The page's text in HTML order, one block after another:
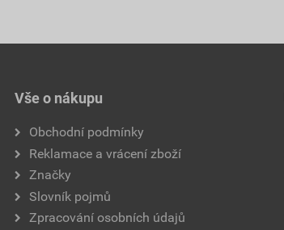
Vše o nákupu
Obchodní podmínky
Reklamace a vrácení zboží
Značky
Slovník pojmů
Zpracování osobních údajů